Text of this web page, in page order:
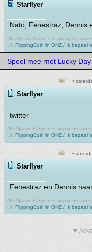
Starflyer
Nato, Fenestraz, Dennis
No Dyson Barrier is going to stop
UI: FlippingCoin in ONZ / Ik bepaal
Speel mee met Lucky
•
Starflyer
twitter
No Dyson Barrier is going to stop
UI: FlippingCoin in ONZ / Ik bepaal
•
Starflyer
Fenestraz en Dennis
No Dyson Barrier is going to stop
UI: FlippingCoin in ONZ / Ik bepaal
▼